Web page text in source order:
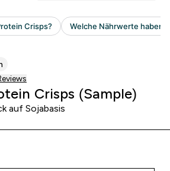
reviews
Crisps (Sample)
auf Sojabasis